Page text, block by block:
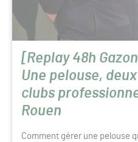
[Replay 48h
Une pelouse,
clubs
Rouen
Comment gérer une pelouse